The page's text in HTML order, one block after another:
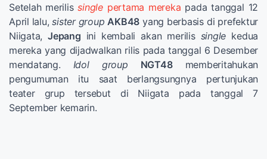
Setelah merilissinglepertama mereka pada tanggal 12
April lalu,sister group AKB48 yang berbasis di prefektur
Niigata,Jepang ini kembali akan merilis single kedua
mereka yang dijadwalkan rilis pada tanggal 6 Desember
mendatang. Idol group NGT48memberitahukan
pengumuman itu saat berlangsungnya pertunjukan
teater grup tersebut di Niigata pada tanggal 7
September kemarin.